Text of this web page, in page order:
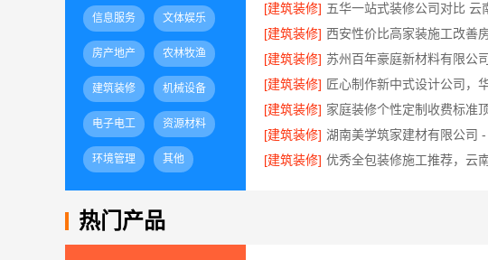
信息服务 文体娱乐
房产地产 农林牧渔
建筑装修 机械设备
电子电工 资源材料
环境管理 其他
[建筑装修]
[建筑装修]
[建筑装修]
[建筑装修]
[建筑装修]
[建筑装修]
[建筑装修]
热门产品